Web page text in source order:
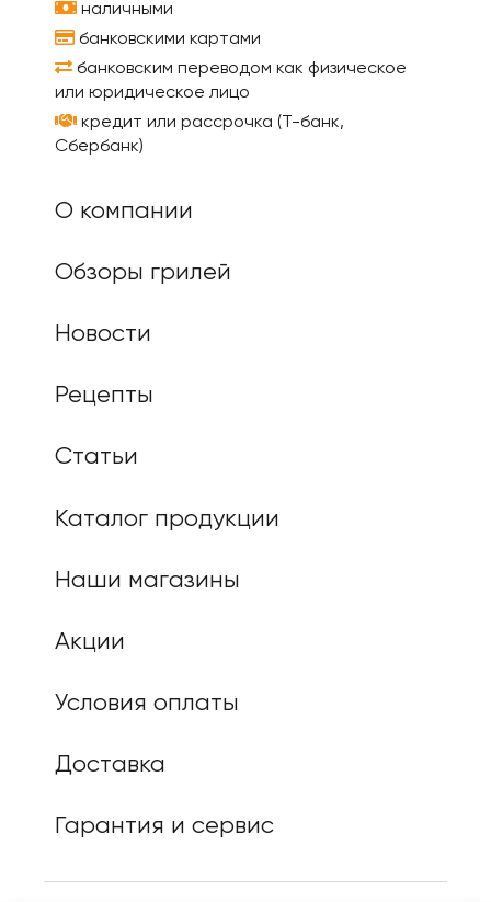
наличными
банковскими картами
банковским переводом как физическое
или юридическое лицо
кредит или рассрочка (Т-банк,
Сбербанк)
О компании
Обзоры грилей
Новости
Рецепты
Статьи
Каталог продукции
Наши магазины
Акции
Условия оплаты
Доставка
Гарантия и сервис